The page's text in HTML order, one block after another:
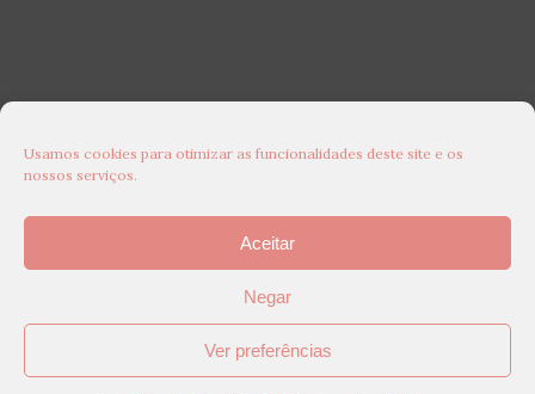
Usamos cookies para otimizar as funcionalidades deste site e os
nossos serviços.
Aceitar
Negar
Ver preferências